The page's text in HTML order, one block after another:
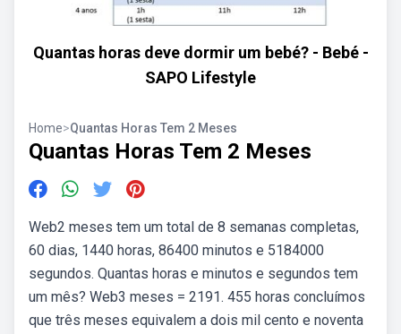
Quantas horas deve dormir um bebé? - Bebé -
SAPO Lifestyle
Home>Quantas Horas Tem 2 Meses
Quantas Horas Tem 2 Meses
Web2 meses tem um total de 8 semanas completas,
60 dias, 1440 horas, 86400 minutos e 5184000
segundos. Quantas horas e minutos e segundos tem
um mês? Web3 meses = 2191. 455 horas concluímos
que três meses equivalem a dois mil cento e noventa